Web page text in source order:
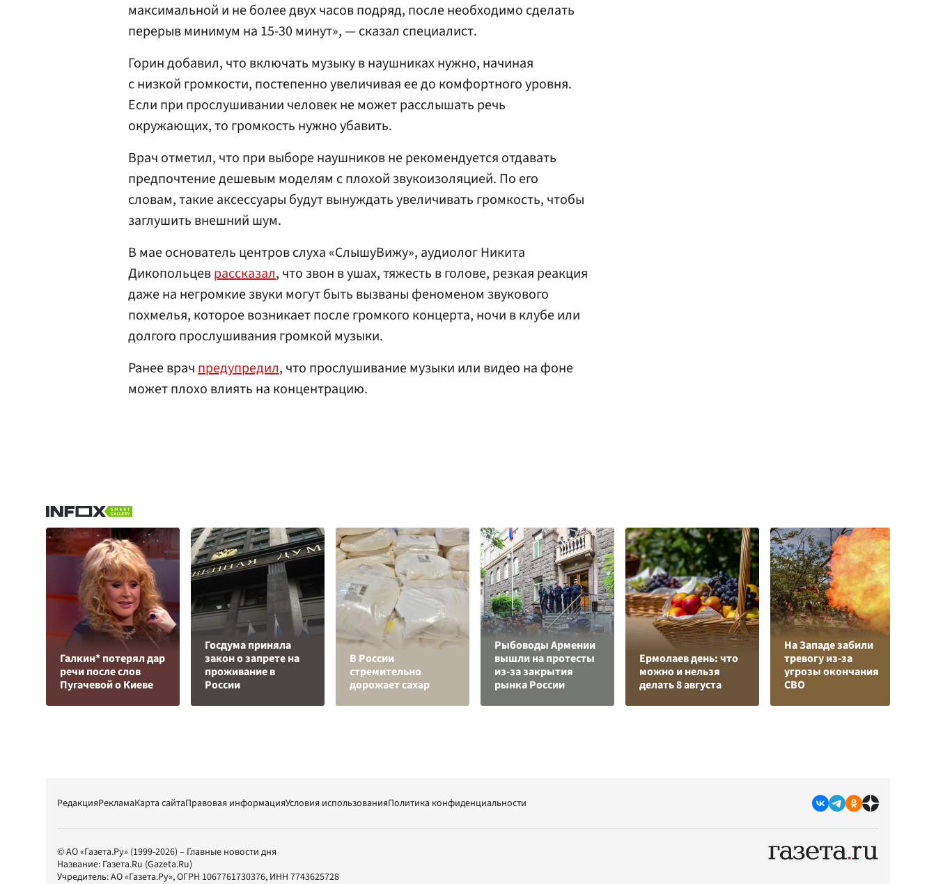
максимальной и не более двух часов подряд, после необходимо сделать
перерыв минимум на 15-30 минут», — сказал специалист.
Горин добавил, что включать музыку в наушниках нужно, начиная
с низкой громкости, постепенно увеличивая ее до комфортного уровня.
Если при прослушивании человек не может расслышать речь
окружающих, то громкость нужно убавить.
Врач отметил, что при выборе наушников не рекомендуется отдавать
предпочтение дешевым моделям с плохой звукоизоляцией. По его
словам, такие аксессуары будут вынуждать увеличивать громкость, чтобы
заглушить внешний шум.
В мае основатель центров слуха «СлышуВижу», аудиолог Никита
Дикопольцеврассказал, что звон в ушах, тяжесть в голове, резкая реакция
даже на негромкие звуки могут быть вызваны феноменом звукового
похмелья, которое возникает после громкого концерта, ночи в клубе или
долгого прослушивания громкой музыки.
Ранее врачпредупредил, что прослушивание музыки или видео на фоне
может плохо влиять на концентрацию.
Галкин* потерял дар
речи после слов
Пугачевой о Киеве
Госдума приняла
закон о запрете на
проживание в
России
В России
стремительно
дорожает сахар
Рыбоводы Армении
вышли на протесты
из-за закрытия
рынка России
Ермолаев день: что
можно и нельзя
делать 8 августа
На Западе забили
тревогу из-за
угрозы окончания
СВО
РедакцияРекламаКарта сайтаПравовая информацияУсловия использованияПолитика конфиденциальности
© АО «Газета.Ру» (1999-2026) – Главные новости дня
Название: Газета.Ru (Gazeta.Ru)
Учредитель:АО «Газета.Ру», ОГРН 1067761730376, ИНН 7743625728